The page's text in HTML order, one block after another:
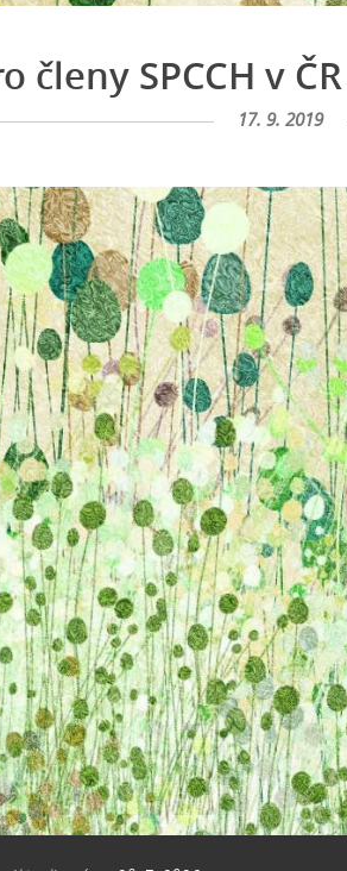
členy SPCCH v ČR
17. 9. 2019